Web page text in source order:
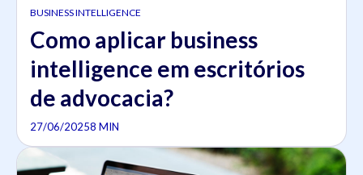
BUSINESS INTELLIGENCE
Como aplicar business
intelligence em escritórios
de advocacia?
27/06/20258 MIN